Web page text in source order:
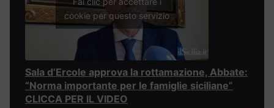
cookie per questo servizio
Sala d’Ercole approva la rottamazione, Abbate:
“Norma importante per le famiglie siciliane”
CLICCA PER IL VIDEO